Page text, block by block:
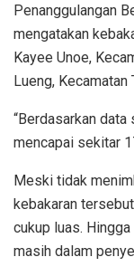
Penanggulangan
mengatakan
Kayee Unoe,
Lueng, Kecamatan
“Berdasarkan data
mencapai sekitar
Meski tidak
kebakaran
cukup luas.
masih dalam